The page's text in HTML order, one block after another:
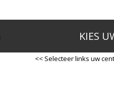
KIES
<< Selecteer links uw